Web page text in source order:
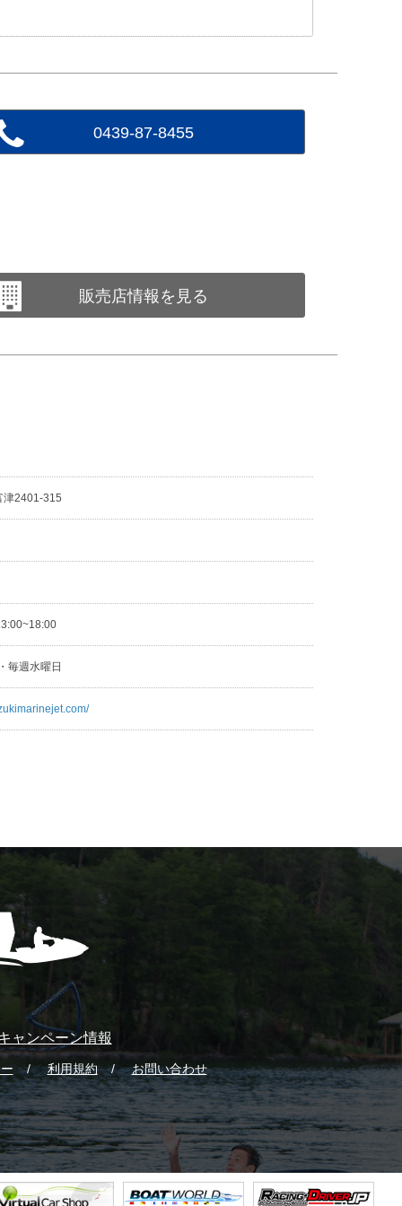
0439-87-8455
販売店情報を見る
津2401-315
毎週水曜日
ャンペーン情報
利用規約 お問い合わせ